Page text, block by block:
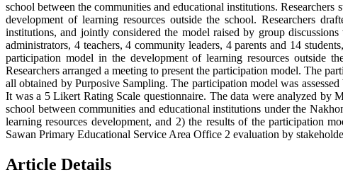
school between the communities and educational institutions.
development of learning resources outside the school. Researchers
institutions, and jointly considered the model raised by group
administrators, 4 teachers, 4 community leaders, 4 parents and 14
participation model in the development of learning resources outside
Researchers arranged a meeting to present the participation model. The
all obtained by Purposive Sampling. The participation model was
It was a 5 Likert Rating Scale questionnaire. The data were analyzed by
school between communities and educational institutions under the
learning resources development, and 2) the results of the participation
Sawan Primary Educational Service Area Office 2 evaluation by
Article Details